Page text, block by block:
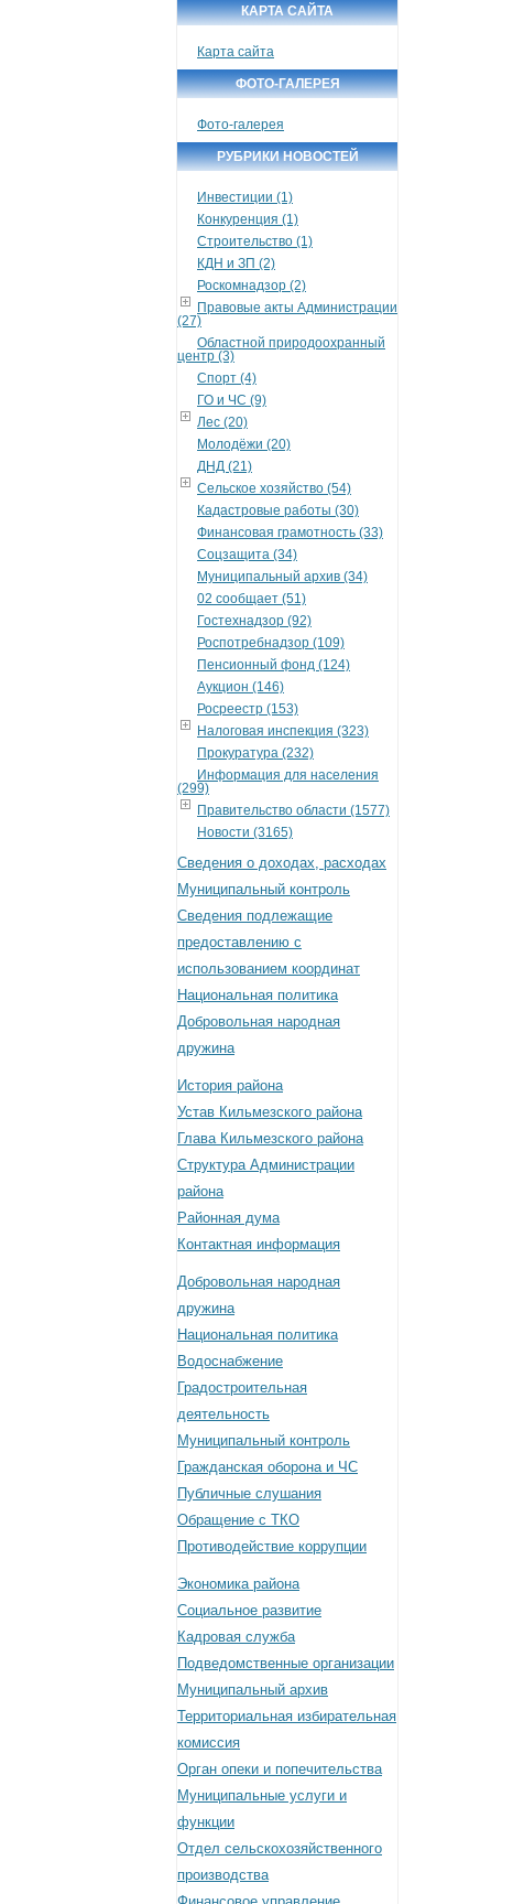
КАРТА САЙТА
Карта сайта
ФОТО-ГАЛЕРЕЯ
Фото-галерея
РУБРИКИ НОВОСТЕЙ
Инвестиции (1)
Конкуренция (1)
Строительство (1)
КДН и ЗП (2)
Роскомнадзор (2)
Правовые акты Администрации
(27)
Областной природоохранный
центр (3)
Спорт (4)
ГО и ЧС (9)
Лес (20)
Молодёжи (20)
ДНД (21)
Сельское хозяйство (54)
Кадастровые работы (30)
Финансовая грамотность (33)
Соцзащита (34)
Муниципальный архив (34)
02 сообщает (51)
Гостехнадзор (92)
Роспотребнадзор (109)
Пенсионный фонд (124)
Аукцион (146)
Росреестр (153)
Налоговая инспекция (323)
Прокуратура (232)
Информация для населения
(299)
Правительство области (1577)
Новости (3165)
Сведения о доходах, расходах
Муниципальный контроль
Сведения подлежащие
предоставлению с
использованием координат
Национальная политика
Добровольная народная
дружина
История района
Устав Кильмезского района
Глава Кильмезского района
Структура Администрации
района
Районная дума
Контактная информация
Добровольная народная
дружина
Национальная политика
Водоснабжение
Градостроительная
деятельность
Муниципальный контроль
Гражданская оборона и ЧС
Публичные слушания
Обращение с ТКО
Противодействие коррупции
Экономика района
Социальное развитие
Кадровая служба
Подведомственные организации
Муниципальный архив
Территориальная избирательная
комиссия
Орган опеки и попечительства
Муниципальные услуги и
функции
Отдел сельскохозяйственного
производства